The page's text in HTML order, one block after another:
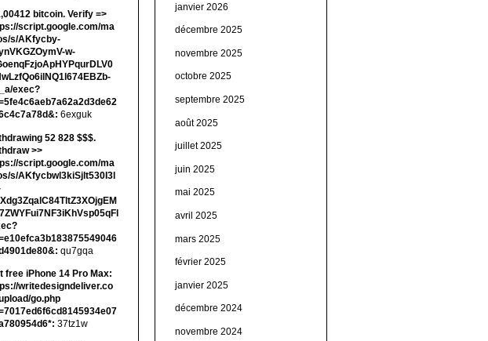
bitсоin. Verify =>
script.google.com/ma
s/AKfycby-
w-
exec?
6exguk
52 828 $$$.
>>
script.google.com/ma
s/AKfycbwl3kiSjlt530I3l
qu7gqa
free iPhone 14 Pro Max:
writedesigndeliver.co
go.php
37tz1w
janvier 2026
décembre 2025
novembre 2025
octobre 2025
septembre 2025
août 2025
juillet 2025
juin 2025
mai 2025
avril 2025
mars 2025
février 2025
janvier 2025
décembre 2024
novembre 2024